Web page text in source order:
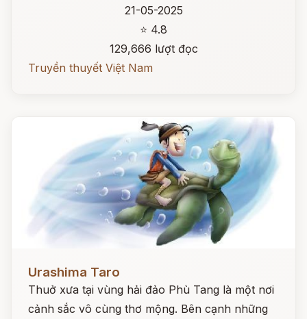
21-05-2025
⭐ 4.8
129,666 lượt đọc
Truyền thuyết Việt Nam
Urashima Taro
Thuở xưa tại vùng hải đảo Phù Tang là một nơi
cảnh sắc vô cùng thơ mộng. Bên cạnh những